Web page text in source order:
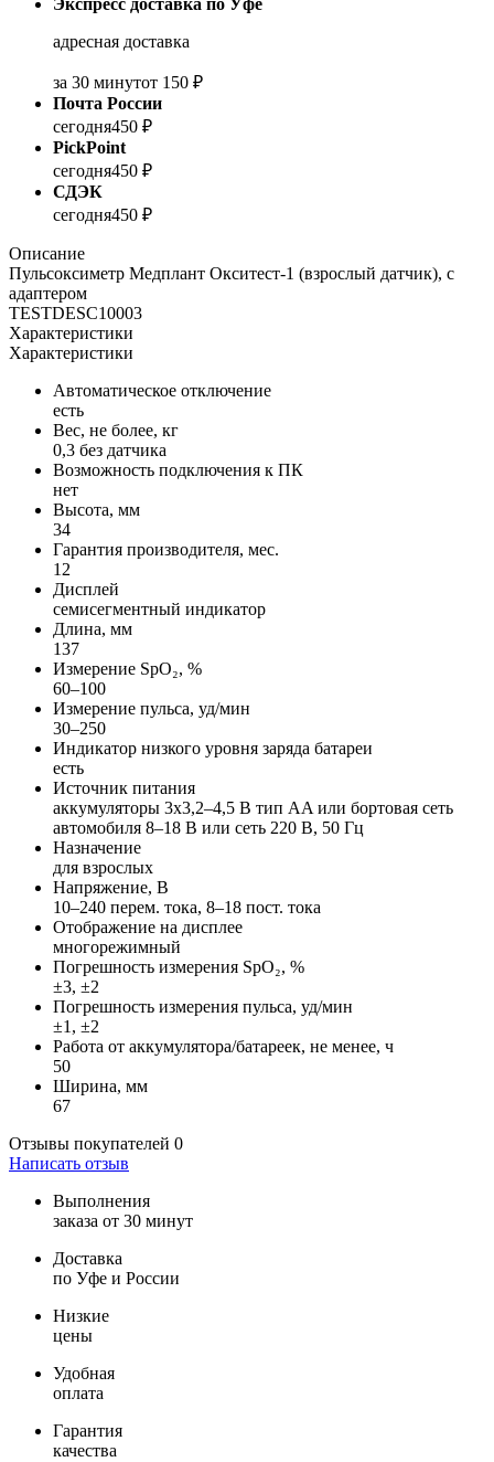
Экспресс доставка по Уфе
адресная доставка
за 30 минутот 150 ₽
Почта России
сегодня450 ₽
PickPoint
сегодня450 ₽
СДЭК
сегодня450 ₽
Описание
Пульсоксиметр Медплант Окситест-1 (взрослый датчик), с
адаптером
TESTDESC10003
Характеристики
Характеристики
Автоматическое отключение
есть
Вес, не более, кг
0,3 без датчика
Возможность подключения к ПК
нет
Высота, мм
34
Гарантия производителя, мес.
12
Дисплей
семисегментный индикатор
Длина, мм
137
Измерение SpO₂, %
60–100
Измерение пульса, уд/мин
30–250
Индикатор низкого уровня заряда батареи
есть
Источник питания
аккумуляторы 3x3,2–4,5 В тип AA или бортовая сеть
автомобиля 8–18 В или сеть 220 В, 50 Гц
Назначение
для взрослых
Напряжение, В
10–240 перем. тока, 8–18 пост. тока
Отображение на дисплее
многорежимный
Погрешность измерения SpO₂, %
±3, ±2
Погрешность измерения пульса, уд/мин
±1, ±2
Работа от аккумулятора/батареек, не менее, ч
50
Ширина, мм
67
Отзывы покупателей 0
Написать отзыв
Выполнения
заказа от 30 минут
Доставка
по Уфе и России
Низкие
цены
Удобная
оплата
Гарантия
качества